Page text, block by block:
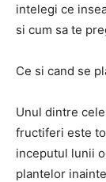
intelegi ce
si cum sa te
Ce si cand se
Unul dintre
fructiferi este
inceputul lunii
plantelor